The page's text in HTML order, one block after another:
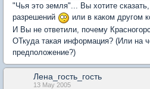
"Чья это земля"... Вы хотите
разрешений
или в каком другом
И Вы не ответили, почему
ОТкуда такая информация? (Или на
предположение?)
Лена_гость_гость
13 May 2005